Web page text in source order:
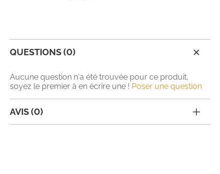
QUESTIONS (0)
Aucune question n'a été trouvée pour ce produit,
soyez le premier à en écrire une ! Poser une question
AVIS (0)